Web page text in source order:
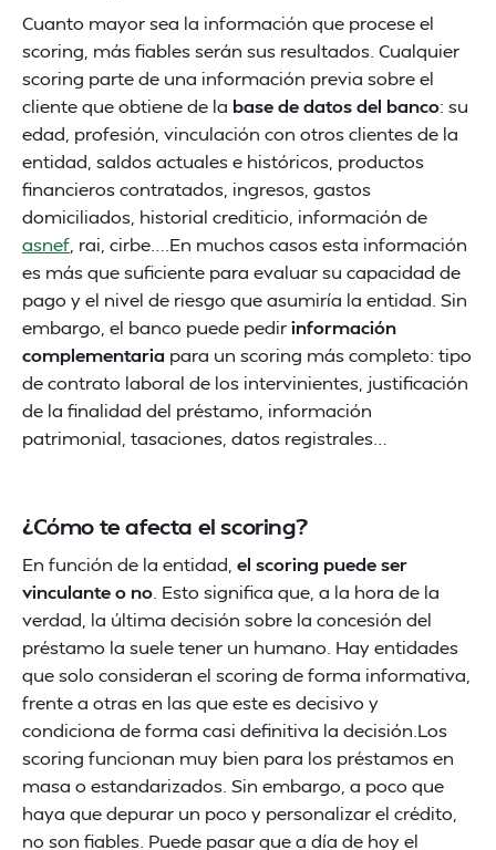
Cuanto mayor sea la información que procese el
scoring, más fiables serán sus resultados. Cualquier
scoring parte de una información previa sobre el
cliente que obtiene de la base de datos del banco: su
edad, profesión, vinculación con otros clientes de la
entidad, saldos actuales e históricos, productos
financieros contratados, ingresos, gastos
domiciliados, historial crediticio, información de
asnef , rai, cirbe….En muchos casos esta información
es más que suficiente para evaluar su capacidad de
pago y el nivel de riesgo que asumiría la entidad. Sin
embargo, el banco puede pedirinformación
complementaria para un scoring más completo: tipo
de contrato laboral de los intervinientes, justificación
de la finalidad del préstamo, información
patrimonial, tasaciones, datos registrales…
¿Cómo te afecta el scoring?
En función de la entidad, el scoring puede ser
vinculante o no . Esto significa que, a la hora de la
verdad, la última decisión sobre la concesión del
préstamo la suele tener un humano. Hay entidades
que solo consideran el scoring de forma informativa,
frente a otras en las que este es decisivo y
condiciona de forma casi definitiva la decisión.Los
scoring funcionan muy bien para los préstamos en
masa o estandarizados. Sin embargo, a poco que
haya que depurar un poco y personalizar el crédito,
no son fiables. Puede pasar que a día de hoy el